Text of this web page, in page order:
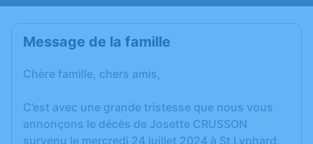
Message de la famille
Chère famille, chers amis,
C’est avec une grande tristesse que nous vous
annonçons le décès de Josette CRUSSON
survenu le mercredi 24 juillet 2024 à St Lyphard.